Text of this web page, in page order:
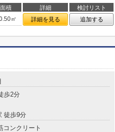
面積 詳細
検討リスト
㎡ 詳細を見る 追加する
歩2分
徒歩9分
コンクリート